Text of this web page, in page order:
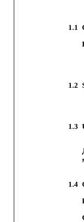
1.1
1.2
1.3
1.4